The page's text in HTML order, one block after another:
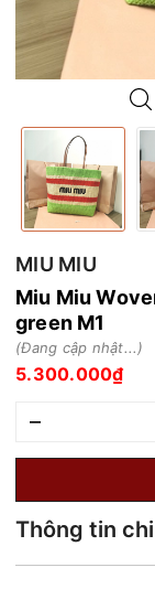
MIU MIU
Miu Miu
green M1
(Đang cập nhật...)
5.300.000₫
–
Thông tin